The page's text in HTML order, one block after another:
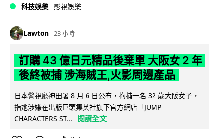
科技娛樂 影視娛樂
Lawton 23 小時
訂購 43 億日元精品後棄單 大阪女 2 年
後終被捕 涉海賊王,火影周邊產品
日本警視廳神田署 8 月 6 日公布，拘捕一名 32 歲大阪女子，
指她涉嫌在出版巨頭集英社旗下官方網店「JUMP
CHARACTERS ST...
閱讀全文